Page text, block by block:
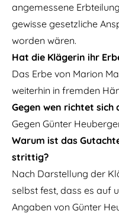
angemessene
gewisse gesetzliche
worden wären.
Hat die Klägerin ihr
Das Erbe von Marion
weiterhin in fremden
Gegen wen richtet sich
Gegen Günter
Warum ist das
strittig?
Nach Darstellung der
selbst fest, dass es auf
Angaben von Günter